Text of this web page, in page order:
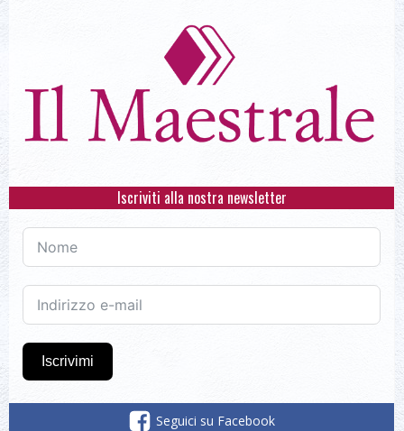
Iscriviti alla nostra newsletter
Iscrivimi
Seguici su Facebook